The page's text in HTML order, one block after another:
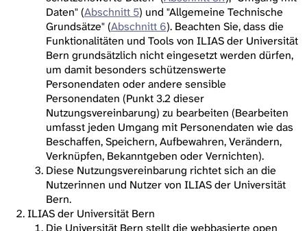
Daten" (Abschnitt 5) und "Allgemeine Technische
Grundsätze" (Abschnitt 6). Beachten Sie, dass die
Funktionalitäten und Tools von ILIAS der Universität
Bern grundsätzlich nicht eingesetzt werden dürfen,
um damit besonders schützenswerte
Personendaten oder andere sensible
Personendaten (Punkt 3.2 dieser
Nutzungsvereinbarung) zu bearbeiten (Bearbeiten
umfasst jeden Umgang mit Personendaten wie das
Beschaffen, Speichern, Aufbewahren, Verändern,
Verknüpfen, Bekanntgeben oder Vernichten).
Diese Nutzungsvereinbarung richtet sich an die
Nutzerinnen und Nutzer von ILIAS der Universität
Bern.
ILIAS der Universität Bern
Die Universität Bern stellt die webbasierte open